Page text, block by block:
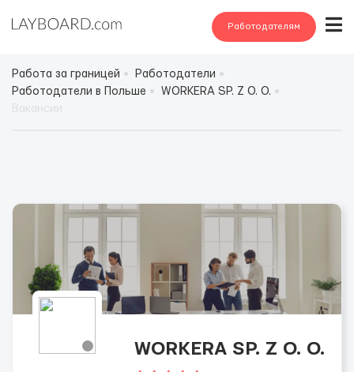
Работодателям
Работа за границей
Работодатели
Работодатели в Польше
WORKERA SP. Z O. O.
WORKERA SP. Z O. O.